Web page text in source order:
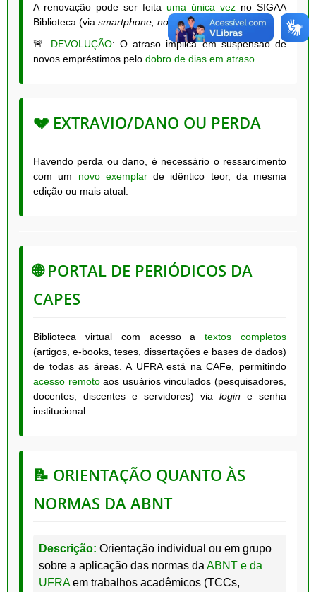
A renovação pode ser feita uma única vez no SIGAA
Biblioteca (via smartphone, notebook , etc.).
🚨 DEVOLUÇÃO: O atraso implica em suspensão de
novos empréstimos pelo dobro de dias em atraso
💔 EXTRAVIO/DANO OU PERDA
Havendo perda ou dano, é necessário o ressarcimento
com um novo exemplarde idêntico teor, da mesma
edição ou mais atual.
🌐 PORTAL DE PERIÓDICOS DA
CAPES
Biblioteca virtual com acesso atextos completos
(artigos, e-books, teses, dissertações e bases de dados)
de todas as áreas. A UFRA está na CAFe, permitindo
acesso remotoaos usuários vinculados (pesquisadores,
docentes, discentes e servidores) via login e senha
institucional.
📝 ORIENTAÇÃO QUANTO ÀS
NORMAS DA ABNT
Descrição: Orientação individual ou em grupo
sobre a aplicação das normas da ABNT e da
UFRAem trabalhos acadêmicos (TCCs,